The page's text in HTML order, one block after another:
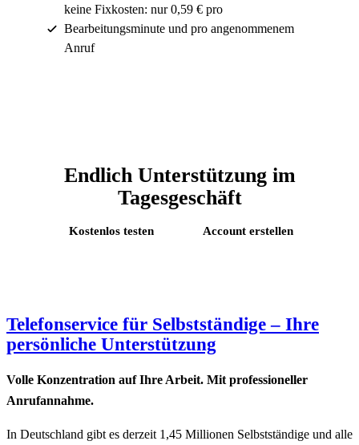
keine Fixkosten: nur 0,59 € pro
Bearbeitungsminute und pro angenommenem
Anruf
Endlich Unterstützung im
Tagesgeschäft
Kostenlos testen Account erstellen
Telefonservice für Selbstständige – Ihre
persönliche Unterstützung
Volle Konzentration auf Ihre Arbeit. Mit professioneller
Anrufannahme.
In Deutschland gibt es derzeit 1,45 Millionen Selbstständige und alle